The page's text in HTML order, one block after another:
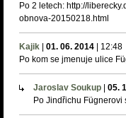
Po 2 letech: http://
obnova-20150218.html
Kajik 01. 06. 2014 12:48
Po kom se jmenuje ulice
Jaroslav Soukup 05.
Po Jindřichu